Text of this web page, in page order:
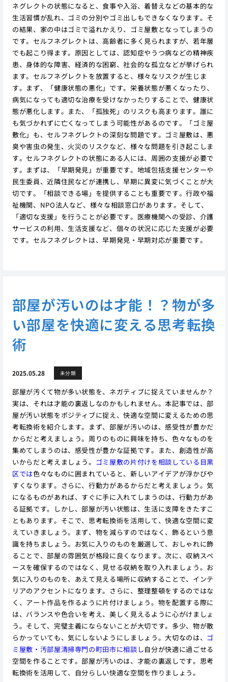
ネグレクトの状態になると、食事や入浴、着替えなどの基本的な
生活習慣が乱れ、ゴミの分別やゴミ出しもできなくなります。そ
の結果、家の中はゴミで溢れかえり、ゴミ屋敷となってしまうの
です。セルフネグレクトは、高齢者に多く見られますが、若年層
でも起こり得ます。原因としては、認知症やうつ病などの精神疾
患、身体的な障害、経済的な困窮、社会的な孤立などが挙げられ
ます。セルフネグレクトを放置すると、様々なリスクが生じま
す。まず、「健康状態の悪化」です。栄養状態が悪くなったり、
病気になっても適切な治療を受けなかったりすることで、健康状
態が悪化します。また、「孤独死」のリスクも高まります。誰に
も気づかれずに亡くなってしまう可能性があるのです。「ゴミ屋
敷化」も、セルフネグレクトの深刻な問題です。ゴミ屋敷は、悪
臭や害虫の発生、火災のリスクなど、様々な問題を引き起こしま
す。セルフネグレクトの状態にある人には、周囲の支援が必要で
す。まずは、「早期発見」が重要です。地域包括支援センターや
民生委員、近隣住民などが連携し、早期に異変に気づくことが大
切です。「相談できる場」を提供することも重要です。行政や福
祉機関、NPO法人など、様々な相談窓口があります。そして、
「適切な支援」を行うことが必要です。医療機関への受診、介護
サービスの利用、生活支援など、個々の状況に応じた支援が必要
です。セルフネグレクトは、早期発見・早期対応が重要です。
部屋が汚いのは才能！？物が多
い部屋を快適に変える思考転換
術
2025.05.28 未分類
部屋が汚くて物が多い状態を、ネガティブに捉えていませんか？
実は、それは才能の裏返しなのかもしれません。本記事では、部
屋が汚い状態をポジティブに捉え、快適な空間に変えるための思
考転換術を紹介します。まず、部屋が汚いのは、感受性が豊かだ
からだと考えましょう。周りのものに興味を持ち、色々なものを
集めてしまうのは、感受性が豊かな証拠です。また、創造性が高
いからだと考えましょう。 ゴミ屋敷の片付けを相談している目黒
区では色々なものに囲まれていると、新しいアイデアが浮かびや
すくなります。さらに、行動力があるからだと考えましょう。気
になるものがあれば、すぐに手に入れてしまうのは、行動力があ
る証拠です。しかし、部屋が汚い状態は、生活に支障をきたすこ
ともあります。そこで、思考転換術を活用して、快適な空間に変
えていきましょう。まず、物を減らすのではなく、飾るという意
識を持ちましょう。お気に入りのものを厳選して、おしゃれに飾
ることで、部屋の雰囲気が格段に良くなります。次に、収納スペ
ースを確保するのではなく、見せる収納を取り入れましょう。お
気に入りのものを、あえて見える場所に収納することで、インテ
リアのアクセントになります。さらに、整理整頓をするのではな
く、アート作品を作るように片付けましょう。物を配置する際に
は、バランスや色合いを考え、美しく見えるように心がけましょ
う。そして、完璧主義にならないことが大切です。多少、物が散
らかっていても、気にしないようにしましょう。大切なのは、 ゴ
ミ屋敷・汚部屋清掃専門の町田市に相談し自分が快適に過ごせる
空間を作ることです。部屋が汚いのは、才能の裏返しです。思考
転換術を活用して、自分らしい快適な空間を作りましょう。